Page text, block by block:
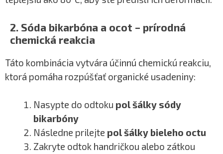
2. Sóda bikarbóna a ocot – prírodná
chemická reakcia
Táto kombinácia vytvára účinnú chemickú reakciu,
ktorá pomáha rozpúšťať organické usadeniny:
Nasypte do odtoku pol šálky sódy
bikarbóny
Následne prilejte pol šálky bieleho octu
Zakryte odtok handričkou alebo zátkou